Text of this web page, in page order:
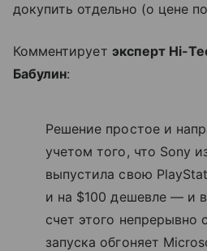
докупить отдельно (о цене
Комментирует эксперт Hi-
Бабулин:
Решение простое и
учетом того, что Sony
выпустила свою
и на $100 дешевле — и
счет этого непрерывно
запуска обгоняет